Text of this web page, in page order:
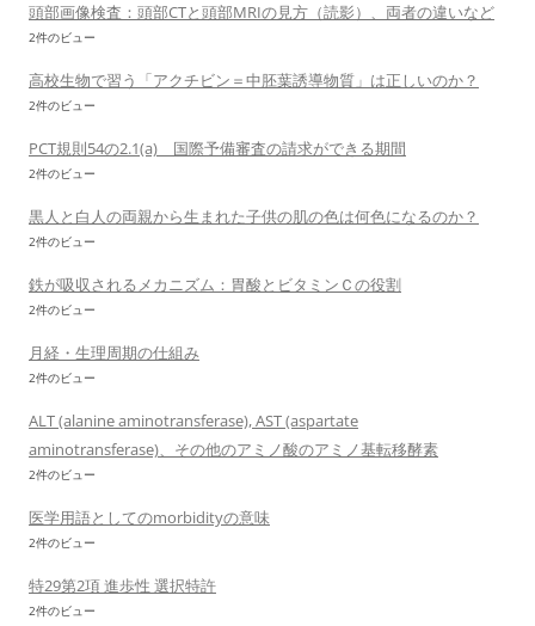
頭部画像検査：頭部CTと頭部MRIの見方（読影）、両者の違いなど
2件のビュー
高校生物で習う「アクチビン＝中胚葉誘導物質」は正しいのか？
2件のビュー
PCT規則54の2.1(a) 国際予備審査の請求ができる期間
2件のビュー
黒人と白人の両親から生まれた子供の肌の色は何色になるのか？
2件のビュー
鉄が吸収されるメカニズム：胃酸とビタミンＣの役割
2件のビュー
月経・生理周期の仕組み
2件のビュー
ALT (alanine aminotransferase), AST (aspartate
aminotransferase)、その他のアミノ酸のアミノ基転移酵素
2件のビュー
医学用語としてのmorbidityの意味
2件のビュー
特29第2項 進歩性 選択特許
2件のビュー